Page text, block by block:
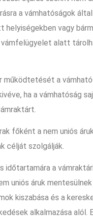
a vámhatóságok által
helyiségekben vagy
vámfelügyelet alatt
működtetését a
ha a vámhatóság
főként a nem uniós
célját szolgálják.
időtartamára a
uniós áruk mentesülnek
kiszabása és a
alkalmazása alól.